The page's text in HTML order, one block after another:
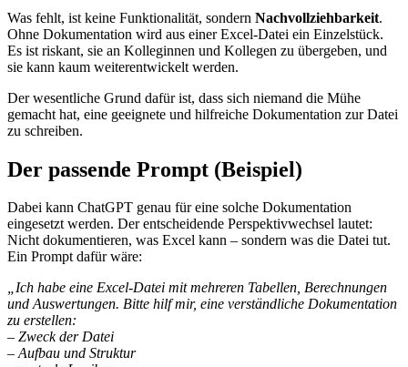
Was fehlt, ist keine Funktionalität, sondern Nachvollziehbarkeit.
Ohne Dokumentation wird aus einer Excel-Datei ein Einzelstück.
Es ist riskant, sie an Kolleginnen und Kollegen zu übergeben, und
sie kann kaum weiterentwickelt werden.
Der wesentliche Grund dafür ist, dass sich niemand die Mühe
gemacht hat, eine geeignete und hilfreiche Dokumentation zur Datei
zu schreiben.
Der passende Prompt (Beispiel)
Dabei kann ChatGPT genau für eine solche Dokumentation
eingesetzt werden. Der entscheidende Perspektivwechsel lautet:
Nicht dokumentieren, was Excel kann – sondern was die Datei tut.
Ein Prompt dafür wäre:
„Ich habe eine Excel-Datei mit mehreren Tabellen, Berechnungen
und Auswertungen. Bitte hilf mir, eine verständliche Dokumentation
zu erstellen:
– Zweck der Datei
– Aufbau und Struktur